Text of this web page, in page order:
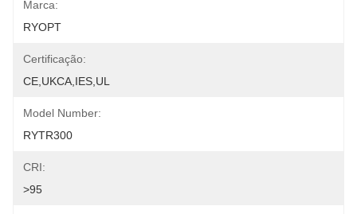
Marca:
RYOPT
Certificação:
CE,UKCA,IES,UL
Model Number:
RYTR300
CRI:
>95